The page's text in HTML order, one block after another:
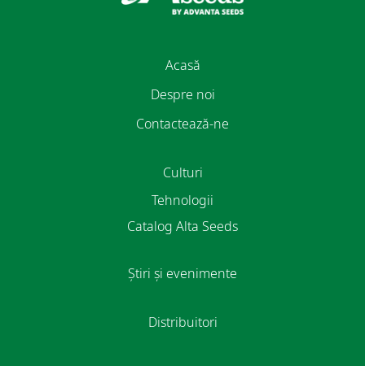
Acasă
Despre noi
Contactează-ne
Culturi
Tehnologii
Catalog Alta Seeds
Știri și evenimente
Distribuitori